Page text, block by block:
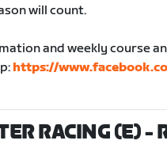
will count.
and weekly course
https://
RACING (E)-